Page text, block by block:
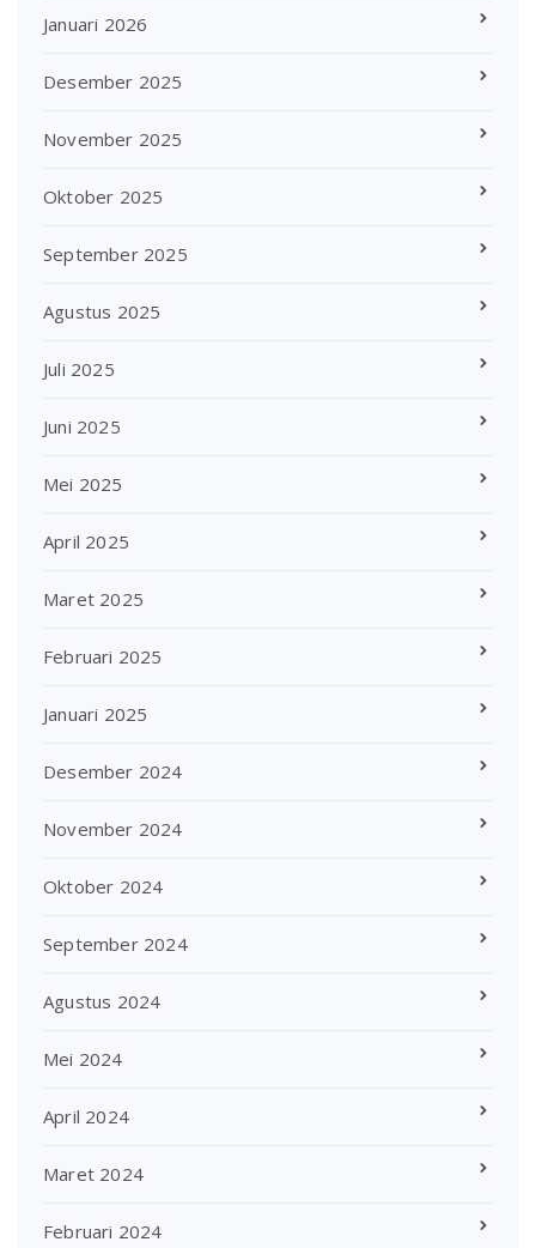
Januari 2026
Desember 2025
November 2025
Oktober 2025
September 2025
Agustus 2025
Juli 2025
Juni 2025
Mei 2025
April 2025
Maret 2025
Februari 2025
Januari 2025
Desember 2024
November 2024
Oktober 2024
September 2024
Agustus 2024
Mei 2024
April 2024
Maret 2024
Februari 2024